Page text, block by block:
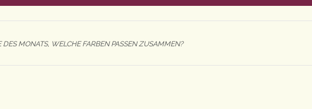
DES MONATS, WELCHE FARBEN PASSEN ZUSAMMEN?